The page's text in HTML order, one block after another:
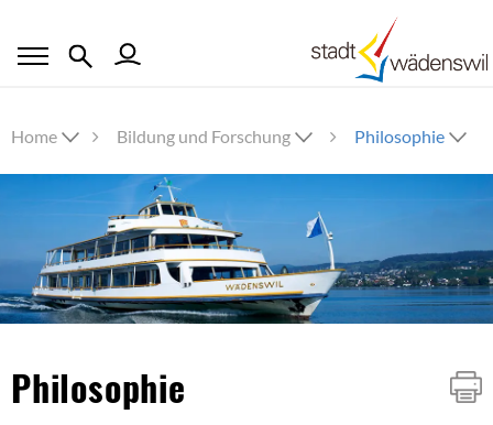
Home Bildung und Forschung Philosophie
Philosophie